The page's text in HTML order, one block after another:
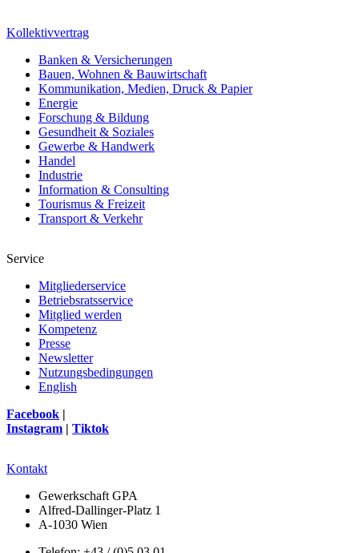
Kollektivvertrag
Banken & Versicherungen
Bauen, Wohnen & Bauwirtschaft
Kommunikation, Medien, Druck & Papier
Energie
Forschung & Bildung
Gesundheit & Soziales
Gewerbe & Handwerk
Handel
Industrie
Information & Consulting
Tourismus & Freizeit
Transport & Verkehr
Service
Mitgliederservice
Betriebsratsservice
Mitglied werden
Kompetenz
Presse
Newsletter
Nutzungsbedingungen
English
Facebook |
Instagram | Tiktok
Kontakt
Gewerkschaft GPA
Alfred-Dallinger-Platz 1
A-1030 Wien